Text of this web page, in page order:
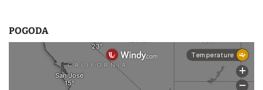
POGODA